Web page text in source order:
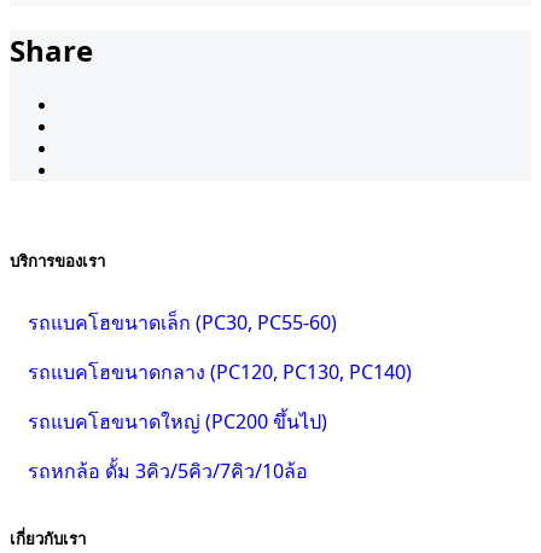
Share
บริการของเรา
รถแบคโฮขนาดเล็ก (PC30, PC55-60)
รถแบคโฮขนาดกลาง (PC120, PC130, PC140)
รถแบคโฮขนาดใหญ่ (PC200 ขึ้นไป)
รถหกล้อ ดั้ม 3คิว/5คิว/7คิว/10ล้อ
เกี่ยวกับเรา